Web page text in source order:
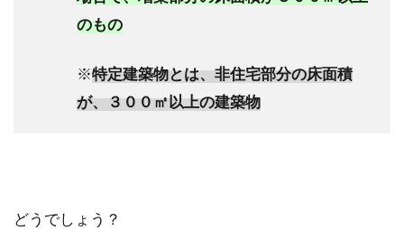
のもの
※特定建築物とは、非住宅部分の床面積
が、３００㎡以上の建築物
どうでしょう？